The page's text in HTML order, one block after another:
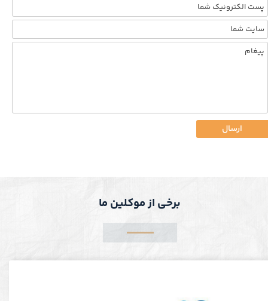
ارسال
برخی از موکلین ما